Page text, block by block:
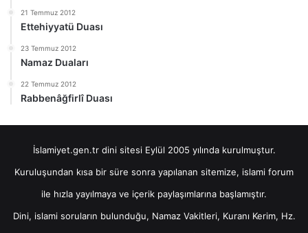
21 Temmuz 2012
Ettehiyyatü Duası
23 Temmuz 2012
Namaz Duaları
22 Temmuz 2012
Rabbenâğfirlî Duası
İslamiyet.gen.tr dini sitesi Eylül 2005 yılında kurulmuştur.
Kuruluşundan kısa bir süre sonra yapılanan sitemize, islami forum
ile hızla yayılmaya ve içerik paylaşımlarına başlamıştır.
Dini, islami soruların bulunduğu, Namaz Vakitleri, Kuranı Kerim, Hz.